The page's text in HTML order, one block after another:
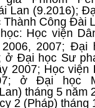
Lan (9.2016);
Công Đài
Học viện
2007; Đại
ở Đại học Sư
2007; Học viện
ở Đại học
tháng 5 năm
2 (Pháp) tháng